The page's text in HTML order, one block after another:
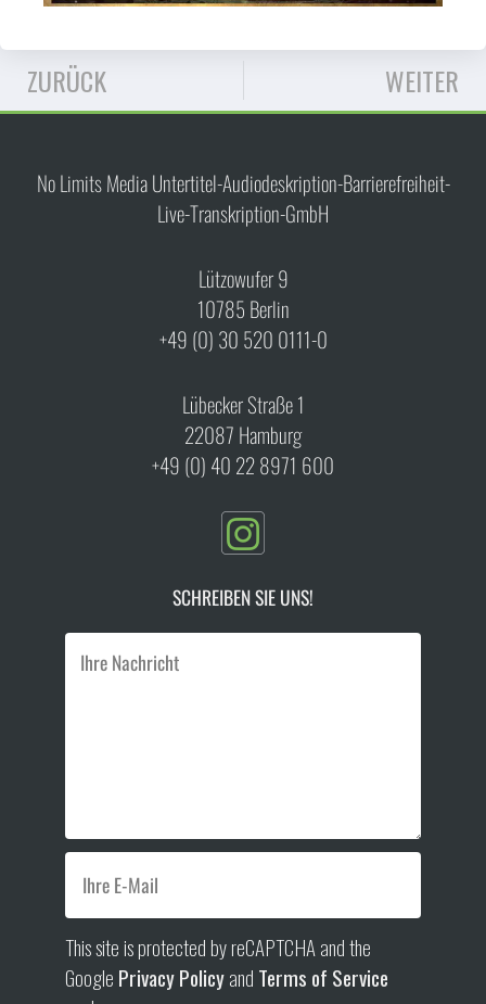
ZURÜCK WEITER
No Limits Media Untertitel-Audiodeskription-Barrierefreiheit-
Live-Transkription-GmbH
Lützowufer 9
10785 Berlin
+49 (0) 30 520 0111-0
Lübecker Straße 1
22087 Hamburg
+49 (0) 40 22 8971 600
SCHREIBEN SIE UNS!
This site is protected by reCAPTCHA and the
Google Privacy Policyand Terms of Service